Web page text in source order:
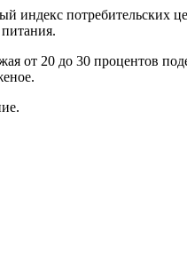
индекс
от 20 до 30 процентов